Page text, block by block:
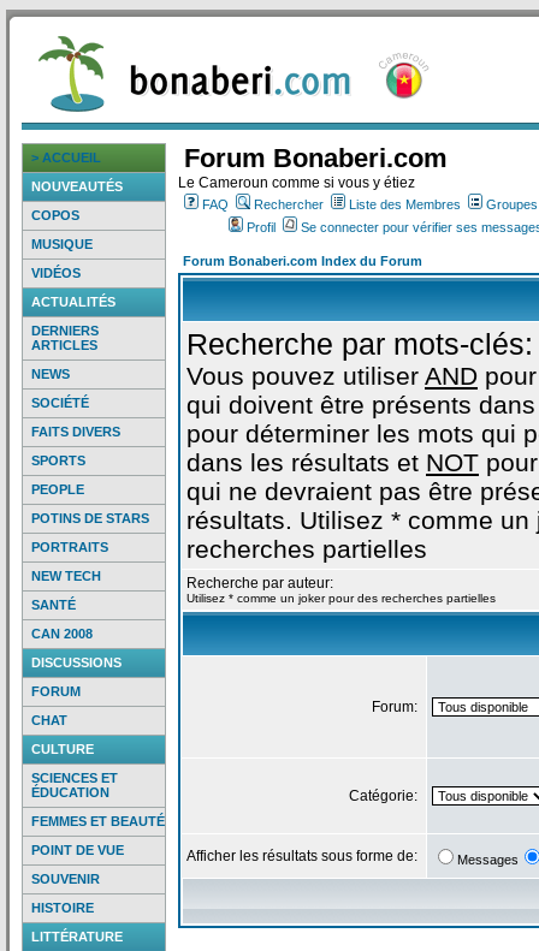
> ACCUEIL
NOUVEAUTÉS
COPOS
MUSIQUE
VIDÉOS
ACTUALITÉS
DERNIERS
ARTICLES
NEWS
SOCIÉTÉ
FAITS DIVERS
SPORTS
PEOPLE
POTINS DE STARS
PORTRAITS
NEW TECH
SANTÉ
CAN 2008
DISCUSSIONS
FORUM
CHAT
CULTURE
SCIENCES ET
ÉDUCATION
FEMMES ET BEAUTÉ
POINT DE VUE
SOUVENIR
HISTOIRE
LITTÉRATURE
Forum Bonaberi.com
Le Cameroun comme si vous y étiez
FAQ Rechercher Liste des Membres
Profil
Se connecter pour vérifier ses
Forum Bonaberi.com Index du Forum
Recherche par mots-clés:
Vous pouvez utiliser AND
qui doivent être présents
pour déterminer les mots qui
dans les résultats et NOT
qui ne devraient pas être
résultats. Utilisez * comme un
recherches partielles
Recherche par auteur:
Utilisez * comme un joker pour des recherches partielles
Forum:
Catégorie:
Afficher les résultats sous forme de: Messages